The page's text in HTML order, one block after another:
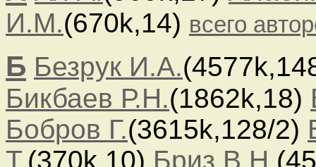
И.М.(670k,14) всего
Б Безрук И.А.
Бикбаев Р.Н.(1862k,18)
Бобров Г.(3615k,128/2)
Т. (370k,10) Бриз В.Н.